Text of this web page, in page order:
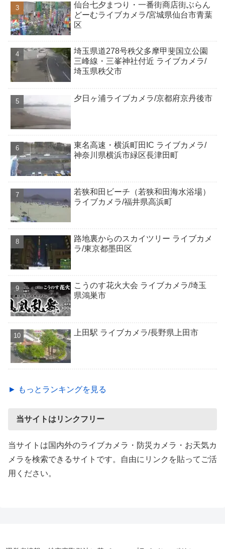
仙台七夕まつり・一番街商店街ぶらん
どーむライブカメラ/宮城県仙台市青葉
区
埼玉県道278号秩父多摩甲斐国立公園
三峰線・三峯神社付近 ライブカメラ/
埼玉県秩父市
夕日ヶ浦ライブカメラ/京都府京丹後市
東名高速・横浜町田IC ライブカメラ/
神奈川県横浜市緑区長津田町
若狭和田ビーチ（若狭和田海水浴場）
ライブカメラ/福井県高浜町
路地裏からのスカイツリー ライブカメ
ラ/東京都墨田区
こうのす花火大会 ライブカメラ/埼玉
県鴻巣市
上田駅 ライブカメラ/長野県上田市
► もっとランキングを見る
当サイトはリンクフリー
当サイトは国内外のライブカメラ・防災カメラ・お天気カ
メラを検索できるサイトです。自由にリンクを貼ってご活
用ください。